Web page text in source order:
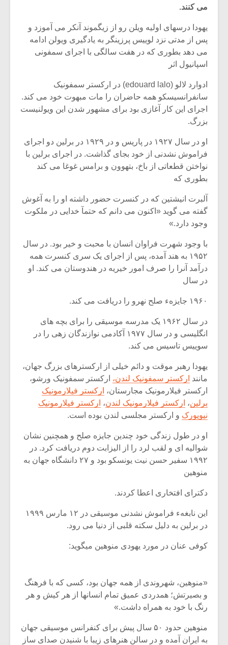
می کنند.
یهودا درسهای اولیه ویلن رو از زیگموند آنکر می آموزد و
پس از مدتی نزد لوییس پرزینگر به یادگیری ویولن ادامه
می دهد بطوری که در هفت سالگی با اجرای سمفونی
اسپانیول اثر
ادوارد لالو (edouard lalo) در ارکستر سمفونیک
سانفرانسیسکو همه حاضران را مات مبهوت خود می کند.
اجرای این کار آغازی بود برای مشهور شدن این ویولنیست
بزرگ.
او در سال ۱۹۲۷ در پاریس و در ۱۹۲۹ در برلین دو اجرای
فراموش نشدنی از خود بجای گذاشت. در اجرای برلین با
نواختن قطعاتی از باخ، بتهوون و برامس غوغا می کند
بطوری که
آلبرت انیشتین که در کنسرت حضور داشته او را به آغوش
گفته می گوید «اکنون می دانم که حتمآ خدایی در ملکوت
وجود دارد.»
با وجود شهرت فراوان انسان با محبت و خیر بود. در سال
۱۹۵۲ به هند آمده، پس از اجرای یک سری کنسرت همه
درآمد آنرا را صرف امور خیریه در هندوستان می کند. او
در سال
۱۹۶۰ جایزهء صلح نهرو را دریافت می کند.
در سال ۱۹۶۲ یک مدرسه موسیقی را برای بچه های
انگلیسی و در سال ۱۹۷۷ آکادمی نوازندگان زهی را در
سوییس تاسیس می کند.
یهودا رهبر موقت و دائم خیلی از ارکسترهای بزرگ جهان،
مانند ارکستر سمفونیک لندن، ارکستر سمفونیک ورشو،
ارکستر فیلارمونیک مجارستان، ارکستر فیلارمونیک
برلین، ارکستر فیلارمونیک لندن، ارکستر فیلارمونیک
نیویورک و ارکستر مجلسی لندن بوده است.
او در طول زندگی خود چندین جایزه صلح و همچنین نشان
شوالیه ای و لقب لرد را از الیزابت دوم دریافت کرد. در
۱۹۹۲ سفیر حسن نیت یونسکو بود و ۲۷ دانشگاه جهان به
منوهین
دکترای افتخاری اعطا کردند.
این نابغهء فراموش نشدنی موسیقی در ۱۲ مارس ۱۹۹۹
در برلین به دلیل سکته قلبی از دنیا می رود.
کوفی عنان در مورد یهودی منوهین میگوید:
«منوهین، شهروندی از همه جهان بود، کسی که با فرهنگ
و بصیرتش؛ همدردی عمیق تمام انسانها از هر کیش و هر
رنگ با خود به همراه داشت.»
منوهین حدود ۵۰ سال پیش برای کنفرانس موسیقی جهان
به ایران آمده و در سالن هنرهای زیبا با شنیدن صدای ساز
شیش و نیم»
بدنام ترین باش
موسیقی
برگزار